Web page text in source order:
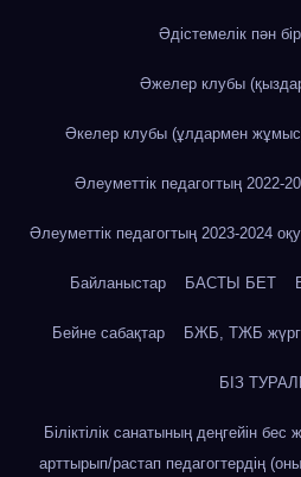
Әдістемелік пән
Әжелер клубы
Әкелер клубы (ұлдармен
Әлеуметтік педагогтың
Әлеуметтік педагогтың 2023-2024
Байланыстар БАСТЫ БЕТ
Бейне сабақтар БЖБ, ТЖБ
БІЗ
Біліктілік санатының деңгейін
арттырып/растап педагогтердің